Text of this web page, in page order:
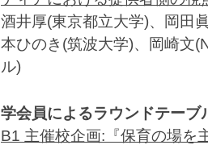
酒井厚(東京都立大学)、岡田
本ひのき(筑波大学)、岡崎文
ル)
学会員によるラウンドテーブ
B1 主催校企画:『保育の場を